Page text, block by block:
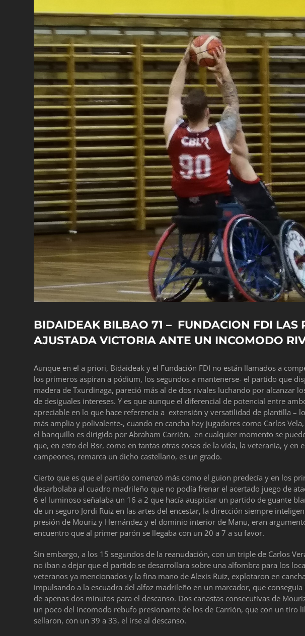
BIDAIDEAK BILBAO 71 – FUNDACION FDI LAS
AJUSTADA VICTORIA ANTE UN INCOMODO
Aunque en el a priori, Bidaideak y el Fundación FDI no están llamados a
los primeros aspiran a pódium, los segundos a mantenerse- el partido que
madera de Txurdinaga, pareció más al de dos rivales luchando por alcanzar
de desiguales intereses. Y es que aunque el diferencial de potencial entre
apreciable en lo que hace referencia a extensión y versatilidad de plantilla –
más amplia y polivalente-, cuando en cancha hay jugadores como Carlos
el banquillo es dirigido por Abraham Carrión, en cualquier momento se
que, en esto del Bsr, como en tantas otras cosas de la vida, la veteranía, y en
campeones, remarca un dicho castellano, es un grado.
Cierto que es que el partido comenzó más como el guion predecía y en los
desarbolaba al cuadro madrileño que no podía frenar el acertado juego de
6 el luminoso señalaba un 16 a 2 que hacía auspiciar un partido de guante
de un seguro Jordi Ruiz en las artes del encestar, la dirección siempre
presión de Mouriz y Hernández y el dominio interior de Manu, eran
encuentro que al primer parón se llegaba con un 20 a 7 a su favor.
Sin embargo, a los 15 segundos de la reanudación, con un triple de Carlos
no iban a dejar que el partido se desarrollara sobre una alfombra para los
veteranos ya mencionados y la fina mano de Alexis Ruiz, explotaron en
impulsando a la escuadra del alfoz madrileño en un marcador, que
de apenas dos minutos para el descanso. Dos canastas consecutivas de
un poco del incomodo rebufo presionante de los de Carrión, que con un tiro
sellaron, con un 39 a 33, el irse al descanso.